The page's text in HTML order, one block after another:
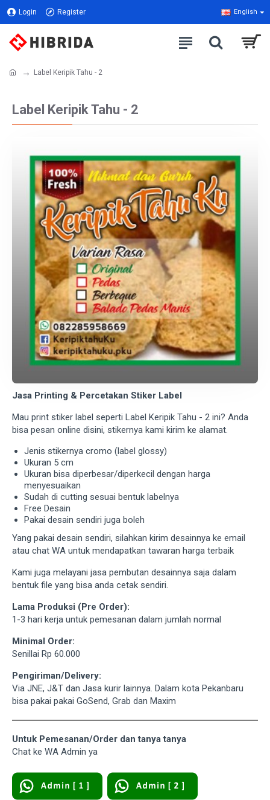
Login Register English
Label Keripik Tahu - 2
Label Keripik Tahu - 2
Jasa Printing & Percetakan Stiker Label
Mau print stiker label seperti Label Keripik Tahu - 2 ini? Anda
bisa pesan online disini, stikernya kami kirim ke alamat.
Jenis stikernya cromo (label glossy)
Ukuran 5 cm
Ukuran bisa diperbesar/diperkecil dengan harga
menyesuaikan
Sudah di cutting sesuai bentuk labelnya
Free Desain
Pakai desain sendiri juga boleh
Yang pakai desain sendiri, silahkan kirim desainnya ke email
atau chat WA untuk mendapatkan tawaran harga terbaik
Kami juga melayani jasa pembutan desainnya saja dalam
bentuk file yang bisa anda cetak sendiri.
Lama Produksi (Pre Order):
1-3 hari kerja untuk pemesanan dalam jumlah normal
Minimal Order:
Senillai Rp 60.000
Pengiriman/Delivery:
Via JNE, J&T dan Jasa kurir lainnya. Dalam kota Pekanbaru
bisa pakai pakai GoSend, Grab dan Maxim
Untuk Pemesanan/Order dan tanya tanya
Chat ke WA Admin ya